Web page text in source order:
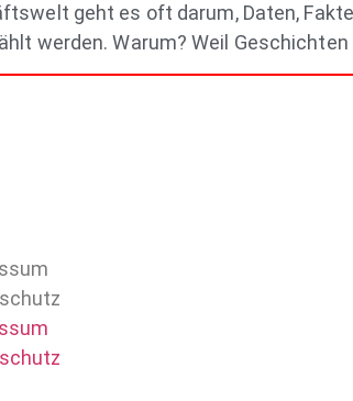
geht es oft darum, Daten,
werden. Warum? Weil